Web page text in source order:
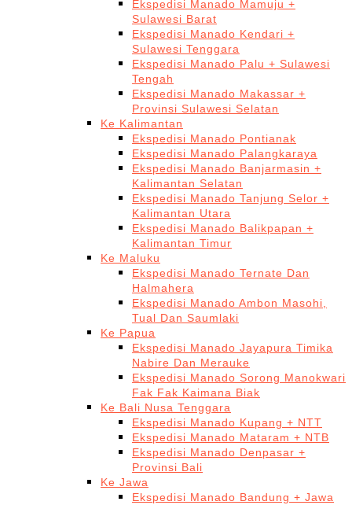
Ekspedisi Manado Mamuju +
Sulawesi Barat
Ekspedisi Manado Kendari +
Sulawesi Tenggara
Ekspedisi Manado Palu + Sulawesi
Tengah
Ekspedisi Manado Makassar +
Provinsi Sulawesi Selatan
Ke Kalimantan
Ekspedisi Manado Pontianak
Ekspedisi Manado Palangkaraya
Ekspedisi Manado Banjarmasin +
Kalimantan Selatan
Ekspedisi Manado Tanjung Selor +
Kalimantan Utara
Ekspedisi Manado Balikpapan +
Kalimantan Timur
Ke Maluku
Ekspedisi Manado Ternate Dan
Halmahera
Ekspedisi Manado Ambon Masohi,
Tual Dan Saumlaki
Ke Papua
Ekspedisi Manado Jayapura Timika
Nabire Dan Merauke
Ekspedisi Manado Sorong Manokwari
Fak Fak Kaimana Biak
Ke Bali Nusa Tenggara
Ekspedisi Manado Kupang + NTT
Ekspedisi Manado Mataram + NTB
Ekspedisi Manado Denpasar +
Provinsi Bali
Ke Jawa
Ekspedisi Manado Bandung + Jawa